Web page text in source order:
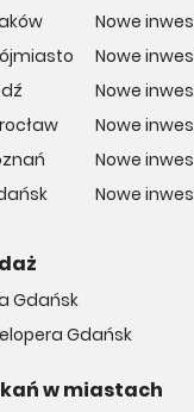
Nowe
Nowe
Nowe
Nowe
Nowe
Nowe
Gdańsk
Gdańsk
w miastach